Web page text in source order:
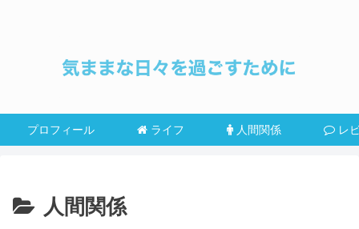
プロフィール ライフ 人間関係 レ
人間関係